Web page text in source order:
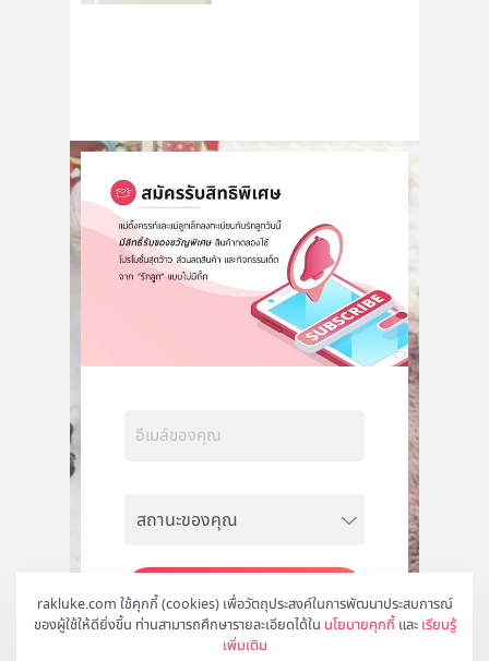
rakluke.com ใช้คุกกี้ (cookies) เพื่อวัตถุประสงค์ในการพัฒนาประสบการณ์
ของผู้ใช้ให้ดียิ่งขึ้น ท่านสามารถศึกษารายละเอียดได้ใน นโยบายคุกกี้ และ เรียนรู้
เพิ่มเติม
สมัคร